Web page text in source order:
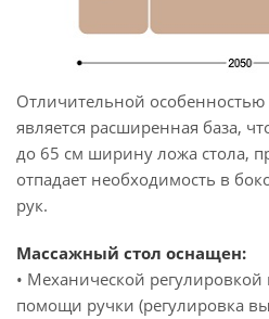
Отличительной особенностью
является расширенная база,
до 65 см ширину ложа стола,
отпадает необходимость в
рук.
Массажный стол оснащен:
• Механической
помощи ручки (регулировка